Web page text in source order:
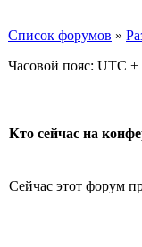
Список форумов »
Часовой пояс: UTC +
Кто сейчас на
Сейчас этот форум